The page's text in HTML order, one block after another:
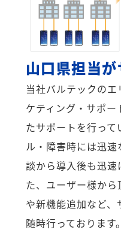
山口県担当
当社バルテックの
ケティング・サポ
たサポートを行っ
ル・障害時には迅
談から導入後も迅速
た、ユーザー様か
や新機能追加など
随時行っております。